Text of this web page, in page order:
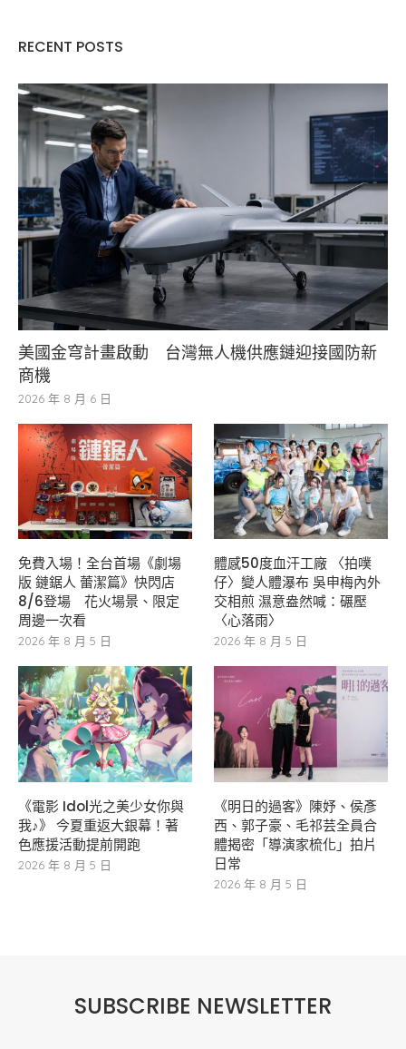
RECENT POSTS
美國金穹計畫啟動 台灣無人機供應鏈迎接國防新
商機
2026 年 8 月 6 日
免費入場！全台首場《劇場
版 鏈鋸人 蕾潔篇》快閃店
8/6登場 花火場景、限定
周邊一次看
2026 年 8 月 5 日
體感50度血汗工廠 〈拍噗
仔〉變人體瀑布 吳申梅內外
交相煎 濕意盎然喊：碾壓
〈心落雨〉
2026 年 8 月 5 日
《電影 Idol光之美少女你與
我♪》 今夏重返大銀幕！著
色應援活動提前開跑
2026 年 8 月 5 日
《明日的過客》陳妤、侯彥
西、郭子豪、毛祁芸全員合
體揭密「導演家梳化」拍片
日常
2026 年 8 月 5 日
SUBSCRIBE NEWSLETTER